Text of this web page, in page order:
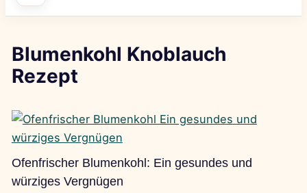
Blumenkohl Knoblauch
Rezept
Ofenfrischer Blumenkohl: Ein gesundes und
würziges Vergnügen